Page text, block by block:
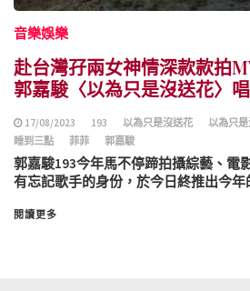
音樂娛樂
赴台灣孖兩女神情深款款拍
郭嘉駿〈以為只是沒送花〉
17/08/2023 193 以為只是沒送花 以為只是
睡到三點
菲菲 郭嘉駿
郭嘉駿193今年馬不停蹄拍攝綜藝、電
有忘記歌手的身份，於今日終推出今
閱讀更多